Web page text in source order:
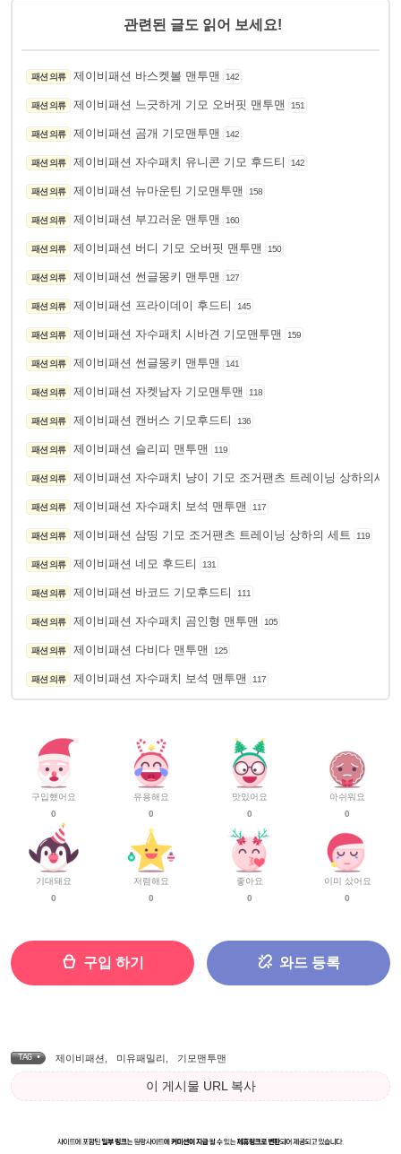
관련된 글도 읽어 보세요!
패션 의류 제이비패션 바스켓볼 맨투맨 142
패션 의류 제이비패션 느긋하게 기모 오버핏 맨투맨 151
패션 의류 제이비패션 곰개 기모맨투맨 142
패션 의류 제이비패션 자수패치 유니콘 기모 후드티 142
패션 의류 제이비패션 뉴마운틴 기모맨투맨 158
패션 의류 제이비패션 부끄러운 맨투맨 160
패션 의류 제이비패션 버디 기모 오버핏 맨투맨 150
패션 의류 제이비패션 썬글몽키 맨투맨 127
패션 의류 제이비패션 프라이데이 후드티 145
패션 의류 제이비패션 자수패치 시바견 기모맨투맨 159
패션 의류 제이비패션 썬글몽키 맨투맨 141
패션 의류 제이비패션 자켓남자 기모맨투맨 118
패션 의류 제이비패션 캔버스 기모후드티 136
패션 의류 제이비패션 슬리피 맨투맨 119
패션 의류 제이비패션 자수패치 냥이 기모 조거팬츠 트레이닝 상하의세트
패션 의류 제이비패션 자수패치 보석 맨투맨 117
패션 의류 제이비패션 삼띵 기모 조거팬츠 트레이닝 상하의 세트 119
패션 의류 제이비패션 네모 후드티 131
패션 의류 제이비패션 바코드 기모후드티 111
패션 의류 제이비패션 자수패치 곰인형 맨투맨 105
패션 의류 제이비패션 다비다 맨투맨 125
패션 의류 제이비패션 자수패치 보석 맨투맨 117
구입했어요
0
기대돼요
0
유용해요
0
저렴해요
0
맛있어요
0
좋아요
0
아쉬워요
0
이미 샀어요
0
구입 하기 와드 등록
TAG • 제이비패션 미유패밀리 기모맨투맨
이 게시물 URL 복사